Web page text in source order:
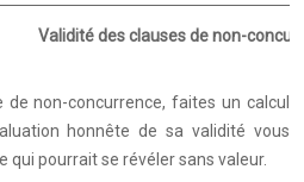
Validité des clauses de non-
de non-concurrence, faites un calcul
honnête de sa validité vous
qui pourrait se révéler sans valeur.